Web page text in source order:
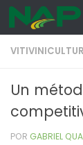
Skip to
Un
POR GABRIEL